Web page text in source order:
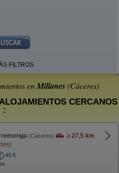
FILTROS
enMillanes(Cáceres)
CERCANOS
:
(Cáceres) a 27,5 km
40 €